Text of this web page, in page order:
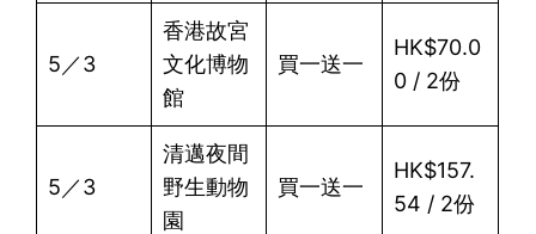
5／3
香港故宮
文化博物
館
買一送一
HK$70.0
0 / 2份
5／3
清邁夜間
野生動物
園
買一送一
HK$157.
54 / 2份